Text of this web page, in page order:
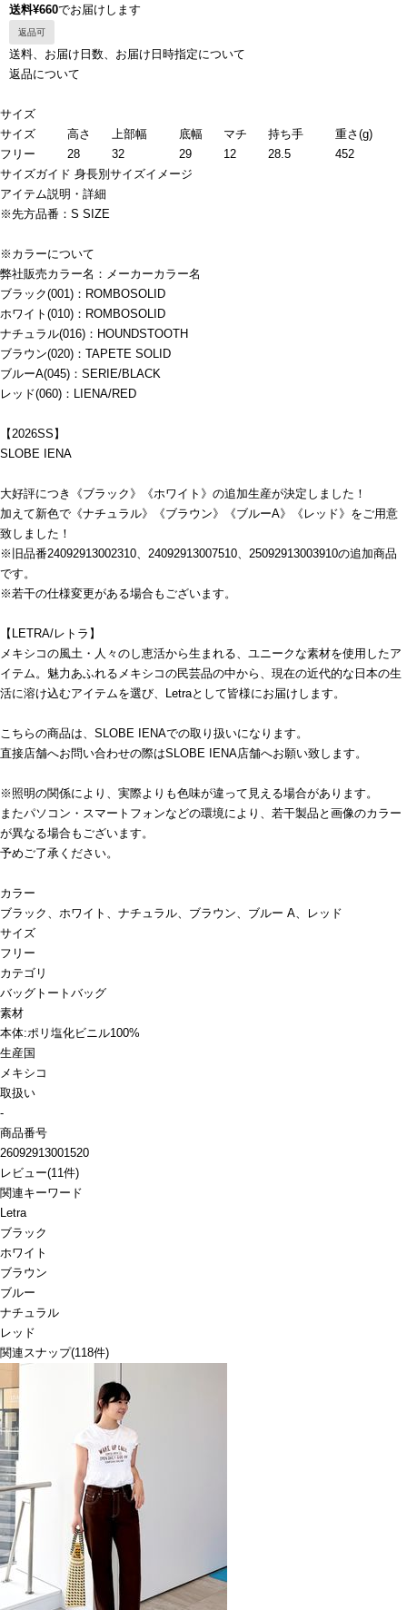
送料¥660でお届けします
返品可
送料、お届け日数、お届け日時指定について
返品について
サイズ
サイズ
高さ 上部幅 底幅 マチ 持ち手
重さ(g)
フリー
28 32 29 12 28.5
452
サイズガイド 身長別サイズイメージ
アイテム説明・詳細
※先方品番：S SIZE
※カラーについて
弊社販売カラー名：メーカーカラー名
ブラック(001)：ROMBOSOLID
ホワイト(010)：ROMBOSOLID
ナチュラル(016)：HOUNDSTOOTH
ブラウン(020)：TAPETE SOLID
ブルーA(045)：SERIE/BLACK
レッド(060)：LIENA/RED
【2026SS】
SLOBE IENA
大好評につき《ブラック》《ホワイト》の追加生産が決定しました！
加えて新色で《ナチュラル》《ブラウン》《ブルーA》《レッド》をご用意
致しました！
※旧品番24092913002310、24092913007510、25092913003910の追加商品
です。
※若干の仕様変更がある場合もございます。
【LETRA/レトラ】
メキシコの風土・人々のし恵活から生まれる、ユニークな素材を使用したア
イテム。魅力あふれるメキシコの民芸品の中から、現在の近代的な日本の生
活に溶け込むアイテムを選び、Letraとして皆様にお届けします。
こちらの商品は、SLOBE IENAでの取り扱いになります。
直接店舗へお問い合わせの際はSLOBE IENA店舗へお願い致します。
※照明の関係により、実際よりも色味が違って見える場合があります。
またパソコン・スマートフォンなどの環境により、若干製品と画像のカラー
が異なる場合もございます。
予めご了承ください。
カラー
ブラック、ホワイト、ナチュラル、ブラウン、ブルー A、レッド
サイズ
フリー
カテゴリ
バッグ トートバッグ
素材
本体:ポリ塩化ビニル100%
生産国
メキシコ
取扱い
-
商品番号
26092913001520
レビュー(11件)
関連キーワード
Letra
ブラック
ホワイト
ブラウン
ブルー
ナチュラル
レッド
関連スナップ(118件)